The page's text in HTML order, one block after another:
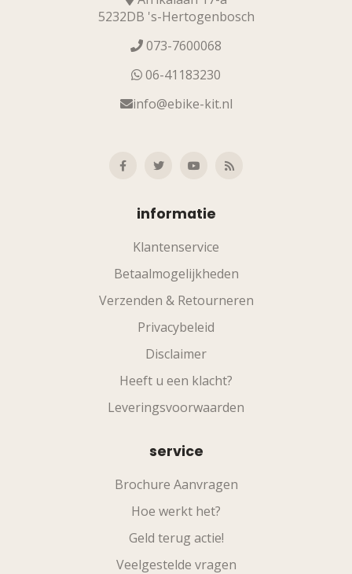
5232DB 's-Hertogenbosch
073-7600068
06-41183230
info@ebike-kit.nl
informatie
Klantenservice
Betaalmogelijkheden
Verzenden & Retourneren
Privacybeleid
Disclaimer
Heeft u een klacht?
Leveringsvoorwaarden
service
Brochure Aanvragen
Hoe werkt het?
Geld terug actie!
Veelgestelde vragen